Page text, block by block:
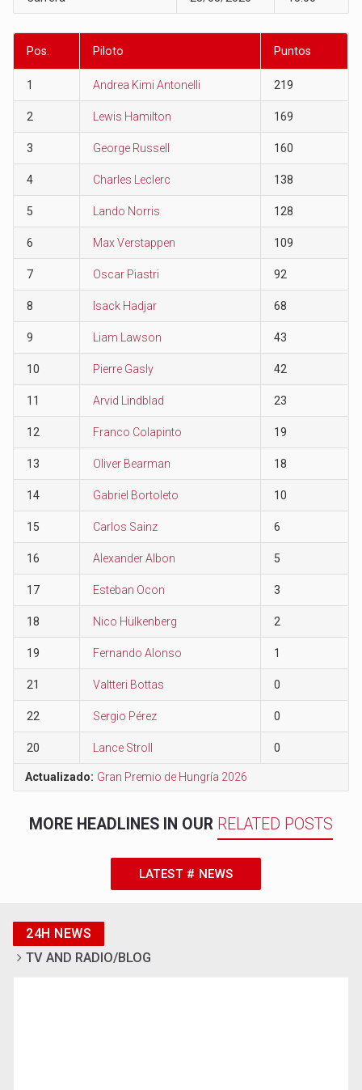
Pos. Piloto Puntos
1 Andrea Kimi Antonelli 219
2 Lewis Hamilton 169
3 George Russell 160
4 Charles Leclerc 138
5 Lando Norris 128
6 Max Verstappen 109
7 Oscar Piastri 92
8 Isack Hadjar 68
9 Liam Lawson 43
10 Pierre Gasly 42
11 Arvid Lindblad 23
12 Franco Colapinto 19
13 Oliver Bearman 18
14 Gabriel Bortoleto 10
15 Carlos Sainz 6
16 Alexander Albon 5
17 Esteban Ocon 3
18 Nico Hülkenberg 2
19 Fernando Alonso 1
21 Valtteri Bottas 0
22 Sergio Pérez 0
20 Lance Stroll 0
Actualizado: Gran Premio de Hungría 2026
MORE HEADLINES IN OUR RELATED POSTS
LATEST # NEWS
24H NEWS
TV AND RADIO/BLOG